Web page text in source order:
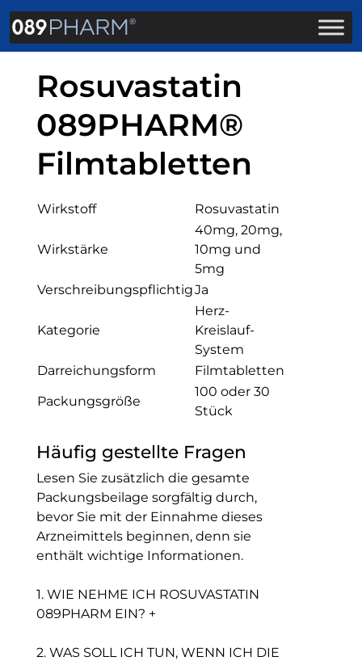
Rosuvastatin
089PHARM®
Filmtabletten
Wirkstoff Rosuvastatin
Wirkstärke
40mg, 20mg,
10mg und
5mg
VerschreibungspflichtigJa
Kategorie
Herz-
Kreislauf-
System
Darreichungsform
Filmtabletten
Packungsgröße
100 oder 30
Stück
Häufig gestellte Fragen
Lesen Sie zusätzlich die gesamte
Packungsbeilage sorgfältig durch,
bevor Sie mit der Einnahme dieses
Arzneimittels beginnen, denn sie
enthält wichtige Informationen.
1. WIE NEHME ICH ROSUVASTATIN
089PHARM EIN? +
2. WAS SOLL ICH TUN, WENN ICH DIE